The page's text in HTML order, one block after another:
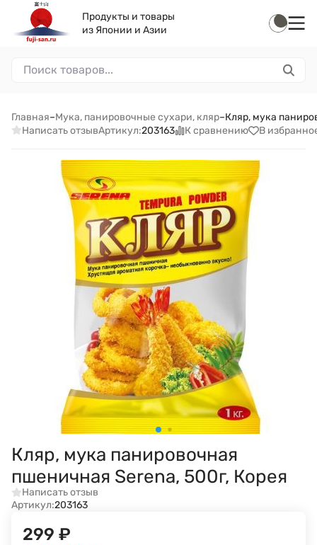
Продукты и товары
из Японии и Азии
Главная–Мука, панировочные сухари, кляр–Кляр, мука
Написать отзывАртикул:203163 К сравнению В
Кляр, мука панировочная
пшеничная Serena, 500г, Корея
Написать отзыв
Артикул:203163
299 ₽